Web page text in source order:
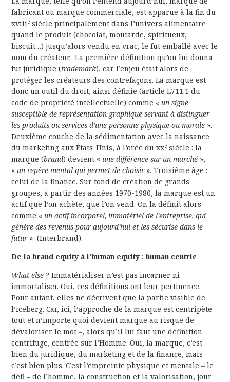
fabricant ou marque commerciale, est apparue à la fin du
xviiie siècle principalement dans l’univers alimentaire
quand le produit (chocolat, moutarde, spiritueux,
biscuit…) jusqu’alors vendu en vrac, le fut emballé avec le
nom du créateur. La première définition qu’on lui donna
fut juridique (trademark), car l’enjeu était alors de
protéger les créateurs des contrefaçons. La marque est
donc un outil du droit, ainsi définie (article L711.1 du
code de propriété intellectuelle) comme « un signe
susceptible de représentation graphique servant à distinguer
les produits ou services d’une personne physique ou morale ».
Deuxième couche de la sédimentation avec la naissance
du marketing aux États-Unis, à l’orée du xxe siècle : la
marque (brand) devient « une différence sur un marché »,
« un repère mental qui permet de choisir ». Troisième âge :
celui de la finance. Sur fond de création de grands
groupes, à partir des années 1970-1980, la marque est un
actif que l’on achète, que l’on vend. On la définit alors
comme « un actif incorporel, immatériel de l’entreprise, qui
génère des revenus pour aujourd’hui et les sécurise dans le
futur » (Interbrand).
De la brand equity à l’human equity : human centric
What else ? Immatérialiser n’est pas incarner ni
immortaliser. Oui, ces définitions ont leur pertinence.
Pour autant, elles ne décrivent que la partie visible de
l’iceberg. Car, ici, l’approche de la marque est centripète –
tout et n’importe quoi devient marque au risque de
dévaloriser le mot –, alors qu’il lui faut une définition
centrifuge, centrée sur l’Homme. Oui, la marque, c’est
bien du juridique, du marketing et de la finance, mais
c’est bien plus. C’est l’empreinte physique et mentale – le
défi – de l’homme, la construction et la valorisation, jour